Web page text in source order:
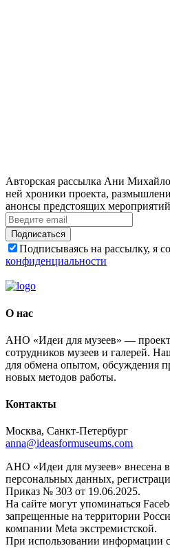
Авторская рассылка Ани
ней хроники проекта,
анонсы предстоящих
Подписаться
Подписываясь на рассылку, я
конфиденциальности
О нас
АНО «Идеи для музеев» —
сотрудников музеев и галерей.
для обмена опытом, обсуждения
новых методов работы.
Контакты
Москва, Санкт-Петербург
anna@ideasformuseums.com
АНО «Идеи для музеев» внесена в
персональных данных,
Приказ № 303 от 19.06.2025.
На сайте могут упоминаться
запрещенные на территории
компании Meta экстремистской.
При использовании информации